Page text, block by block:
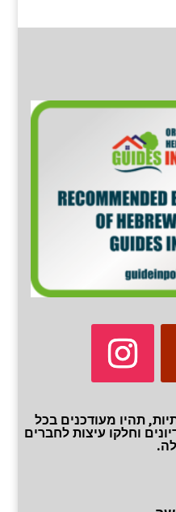
תהיו מעודכנים בכל
וחלקו עיצות לחברים